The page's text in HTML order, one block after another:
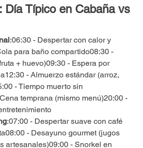
Día Típico en Cabaña vs
:06:30 - Despertar con calor y
para baño compartido08:30 -
+ huevo)09:30 - Espera por
- Almuerzo estándar (arroz,
- Tiempo muerto sin
temprana (mismo menú)20:00 -
:07:00 - Despertar suave con café
- Desayuno gourmet (jugos
artesanales)09:00 - Snorkel en